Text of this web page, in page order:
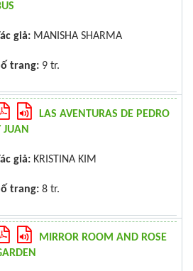
giả: MANISHA SHARMA
trang: 9 tr.
LAS AVENTURAS DE PEDRO
JUAN
giả: KRISTINA KIM
trang: 8 tr.
MIRROR ROOM AND ROSE